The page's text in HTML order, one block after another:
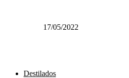
17/05/2022
Destilados